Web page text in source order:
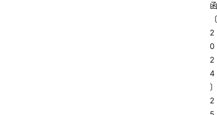
函
〔
2
0
2
4
〕
2